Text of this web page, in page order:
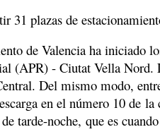
31 plazas de
de Valencia ha iniciado
(APR) - Ciutat Vella Nord.
Del mismo modo,
en el número 10 de
tarde-noche, que es